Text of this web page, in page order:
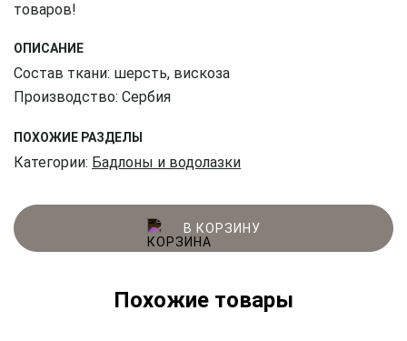
товаров!
ОПИСАНИЕ
Состав ткани: шерсть, вискоза
Производство: Сербия
ПОХОЖИЕ РАЗДЕЛЫ
Категории: Бадлоны и водолазки
В КОРЗИНУ
Похожие товары